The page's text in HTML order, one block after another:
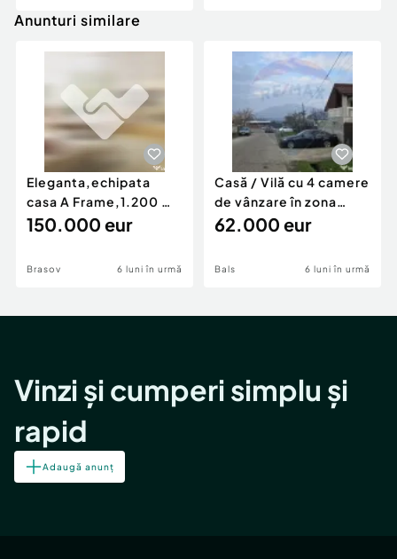
Anunturi similare
Eleganta,echipata
casa A Frame,1.200 mp
teren,deschidere Pia
150.000 eur
Brasov 6 luni în urmă
Casă / Vilă cu 4 camere
de vânzare în zona
Periferie
62.000 eur
Bals 6 luni în urmă
Vinzi și cumperi simplu și
rapid
Adaugă anunț